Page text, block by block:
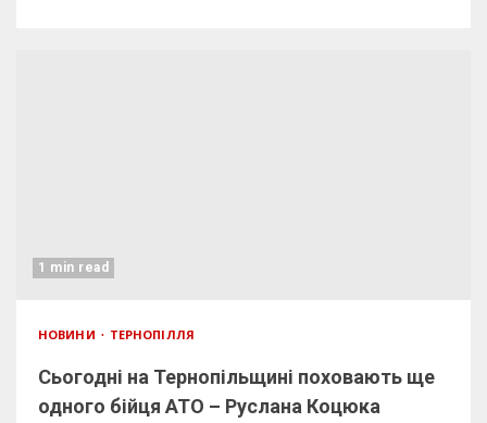
1 min read
НОВИНИ ТЕРНОПІЛЛЯ
Сьогодні на Тернопільщині поховають ще
одного бійця АТО – Руслана Коцюка